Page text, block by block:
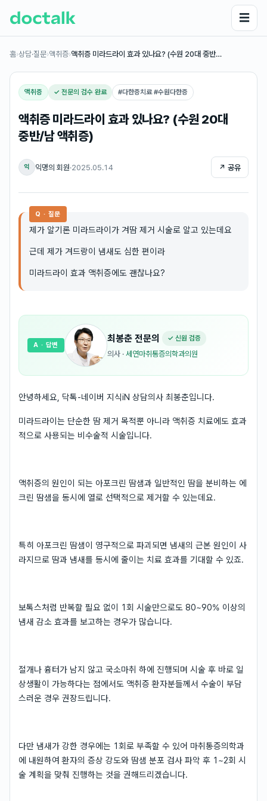
☰
홈›상담·질문›액취증›액취증 미라드라이 효과 있나요? (수원 20대 중반…
액취증 ✓ 전문의 검수 완료 #다한증치료 #수원다한증
액취증 미라드라이 효과 있나요? (수원 20대
중반/남 액취증)
익 익명의 회원·2025.05.14 ↗ 공유
Q · 질문
제가 알기론 미라드라이가 겨땀 제거 시술로 알고 있는데요
근데 제가 겨드랑이 냄새도 심한 편이라
미라드라이 효과 액취증에도 괜찮나요?
최봉춘 전문의 ✓ 신원 검증
의사 · 세연마취통증의학과의원
A · 답변
안녕하세요, 닥톡-네이버 지식iN 상담의사 최봉춘입니다.
미라드라이는 단순한 땀 제거 목적뿐 아니라 액취증 치료에도 효과
적으로 사용되는 비수술적 시술입니다.
액취증의 원인이 되는 아포크린 땀샘과 일반적인 땀을 분비하는 에
크린 땀샘을 동시에 열로 선택적으로 제거할 수 있는데요.
특히 아포크린 땀샘이 영구적으로 파괴되면 냄새의 근본 원인이 사
라지므로 땀과 냄새를 동시에 줄이는 치료 효과를 기대할 수 있죠.
보톡스처럼 반복할 필요 없이 1회 시술만으로도 80~90% 이상의
냄새 감소 효과를 보고하는 경우가 많습니다.
절개나 흉터가 남지 않고 국소마취 하에 진행되며 시술 후 바로 일
상생활이 가능하다는 점에서도 액취증 환자분들께서 수술이 부담
스러운 경우 권장드립니다.
다만 냄새가 강한 경우에는 1회로 부족할 수 있어 마취통증의학과
에 내원하여 환자의 증상 강도와 땀샘 분포 검사 파악 후 1~2회 시
술 계획을 맞춰 진행하는 것을 권해드리겠습니다.